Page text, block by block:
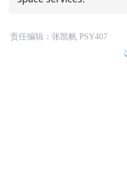
责任编辑：张凯帆 PSY407